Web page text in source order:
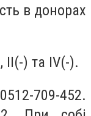
в донорах
II(-) та IV(-).
709-452.